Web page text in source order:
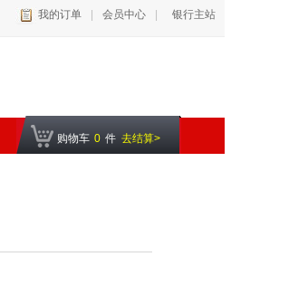
我的订单 会员中心 银行主站
购物车 0 件 去结算>